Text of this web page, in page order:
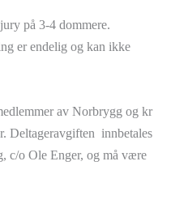
på 3-4 dommere.
er endelig og kan ikke
av Norbrygg og kr
Deltageravgiften innbetales
c/o Ole Enger, og må være